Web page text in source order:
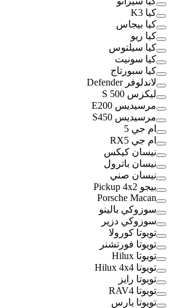
كيا K3
كيا بيجاس
كيا ريو
كيا سيلتوس
كيا سونيت
كيا سبورتاج
لاندلوفر Defender
ليكزس S 500
مرسيديس E200
مرسيديس S450
ام جي 5
ام جي RX5
نيسان كيكس
نيسان باترول
نيسان صني
بيجو Pickup 4x2
Porsche Macan
سوزوكي بالينو
سوزوكي دزير
تويوتا كورولا
تويوتا فورتشنر
تويوتا Hilux
تويوتا Hilux 4x4
تويوتا رايز
تويوتا RAV4
تويوتا يارس